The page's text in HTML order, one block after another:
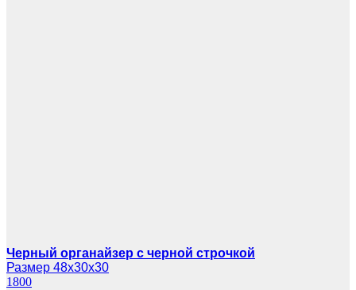
Черный органайзер с черной строчкой
Размер 48х30х30
1800